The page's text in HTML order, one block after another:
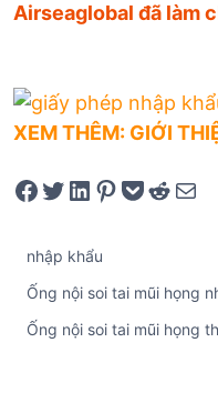
Airseaglobal đã làm
XEM THÊM: GIỚI
Share on Facebook Tweet on Twitter Share on LinkedIn Pin on Pinterest Save to pocket Share on Reddit Share via Email
nhập khẩu
Ống nội soi tai mũi họng
Ống nội soi tai mũi họng